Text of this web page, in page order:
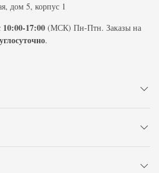
дом 5, корпус 1
10:00-17:00 (МСК) Пн-Птн. Заказы на
.